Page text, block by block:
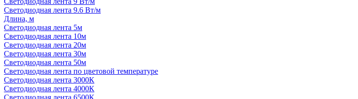
Светодиодная лента 9.6 Вт/м
Длина, м
Светодиодная лента 5м
Светодиодная лента 10м
Светодиодная лента 20м
Светодиодная лента 30м
Светодиодная лента 50м
Светодиодная лента по цветовой температуре
Светодиодная лента 3000К
Светодиодная лента 4000К
Светодиодная лента 6500К